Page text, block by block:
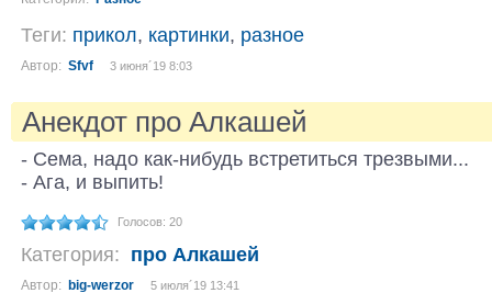
Теги: прикол, картинки, разное
Автор: Sfvf 3 июня´19 8:03
Анекдот про Алкашей
- Сема, надо как-нибудь встретиться трезвыми...
- Ага, и выпить!
Голосов: 20
Категория: про Алкашей
Автор: big-werzor 5 июля´19 13:41